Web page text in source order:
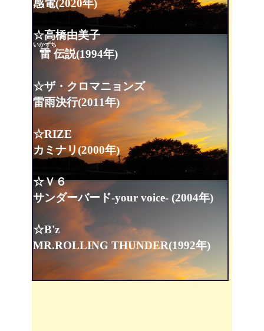
感電(2020年)
☆高橋由美子
雷
いかずち
伝説(1994年)
☆ザ・クロマニョンズ
雷雨決行(2011年)
☆RIZE
カミナリ(2000年)
☆Ｖ６
サンダーバード-your voice- (2004年)
☆B'z
MR.ROLLING THUNDER(1992年)